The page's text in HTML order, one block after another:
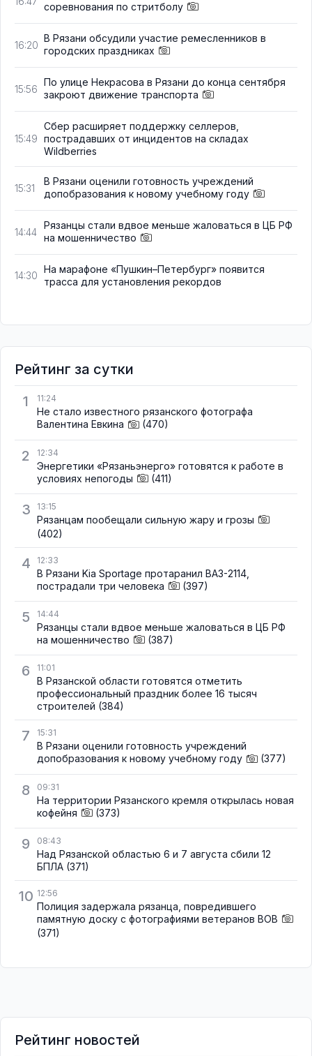
соревнования по стритболу
16:20
В Рязани обсудили участие ремесленников в
городских праздниках
15:56
По улице Некрасова в Рязани до конца сентября
закроют движение транспорта
15:49
Сбер расширяет поддержку селлеров,
пострадавших от инцидентов на складах
Wildberries
15:31
В Рязани оценили готовность учреждений
допобразования к новому учебному году
14:44
Рязанцы стали вдвое меньше жаловаться в ЦБ РФ
на мошенничество
14:30
На марафоне «Пушкин–Петербург» появится
трасса для установления рекордов
Рейтинг за сутки
1
11:24
Не стало известного рязанского фотографа
Валентина Евкина
(470)
2 12:34
Энергетики «Рязаньэнерго» готовятся к работе в
условиях непогоды
(411)
3 13:15
Рязанцам пообещали сильную жару и грозы
(402)
4 12:33
В Рязани Kia Sportage протаранил ВАЗ-2114,
пострадали три человека
(397)
5 14:44
Рязанцы стали вдвое меньше жаловаться в ЦБ РФ
на мошенничество
(387)
6 11:01
В Рязанской области готовятся отметить
профессиональный праздник более 16 тысяч
строителей (384)
7 15:31
В Рязани оценили готовность учреждений
допобразования к новому учебному году
(377)
8 09:31
На территории Рязанского кремля открылась новая
кофейня
(373)
9 08:43
Над Рязанской областью 6 и 7 августа сбили 12
БПЛА (371)
10 12:56
Полиция задержала рязанца, повредившего
памятную доску с фотографиями ветеранов ВОВ
(371)
Рейтинг новостей